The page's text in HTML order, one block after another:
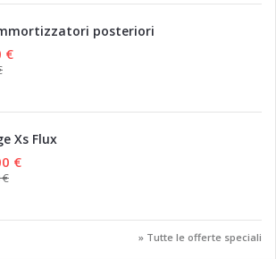
posteriori
€
Xs Flux
€
€
» Tutte le offerte speciali